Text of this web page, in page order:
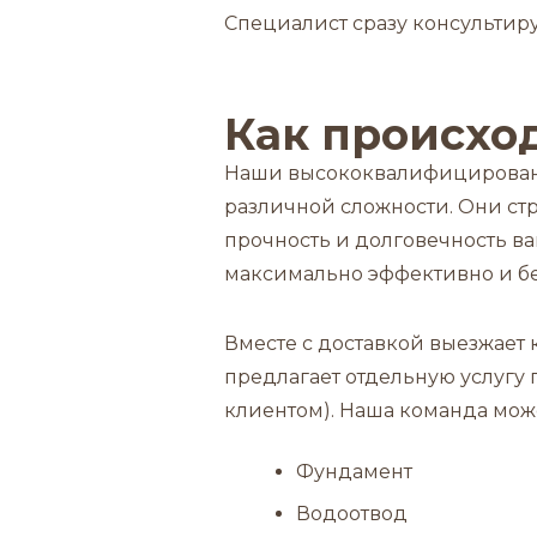
Специалист сразу
Как
Наши
различной сложности. Они
прочность и долговечность
максимально эффективно и
Вместе с доставкой
предлагает отдельную
клиентом). Наша команда
Фундамент
Водоотвод